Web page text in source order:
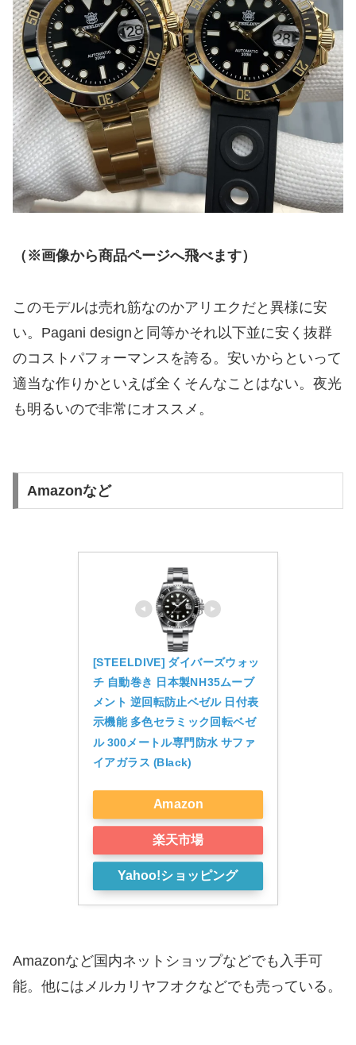
（※画像から商品ページへ飛べます）
このモデルは売れ筋なのかアリエクだと異様に安
い。Pagani designと同等かそれ以下並に安く抜群
のコストパフォーマンスを誇る。安いからといって
適当な作りかといえば全くそんなことはない。夜光
も明るいので非常にオススメ。
Amazonなど
[STEELDIVE] ダイバーズウォッ
チ 自動巻き 日本製NH35ムーブ
メント 逆回転防止ベゼル 日付表
示機能 多色セラミック回転ベゼ
ル 300メートル専門防水 サファ
イアガラス (Black)
Amazon
楽天市場
Yahoo!ショッピング
Amazonなど国内ネットショップなどでも入手可
能。他にはメルカリヤフオクなどでも売っている。